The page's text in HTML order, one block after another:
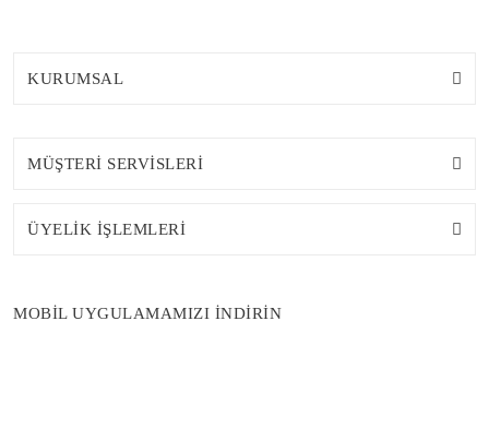
KURUMSAL
MÜŞTERİ SERVİSLERİ
ÜYELİK İŞLEMLERİ
MOBİL UYGULAMAMIZI İNDİRİN